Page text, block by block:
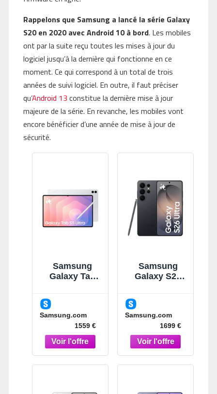
Rappelons que Samsung a lancé la série Galaxy
S20 en 2020 avec Android 10 à bord. Les mobiles
ont par la suite reçu toutes les mises à jour du
logiciel jusqu’à la dernière qui fonctionne en ce
moment. Ce qui correspond à un total de trois
années de suivi logiciel. En outre, il faut préciser
qu’Android 13 constitue la dernière mise à jour
majeure de la série. En revanche, les mobiles vont
encore bénéficier d’une année de mise à jour de
sécurité.
Samsung
Galaxy Tab
14,6" 512 Go
Wi-Fi Tablette
Gris
Samsung.com
1559 €
Samsung
Galaxy S26
Smartphone
Samsung.com
1699 €